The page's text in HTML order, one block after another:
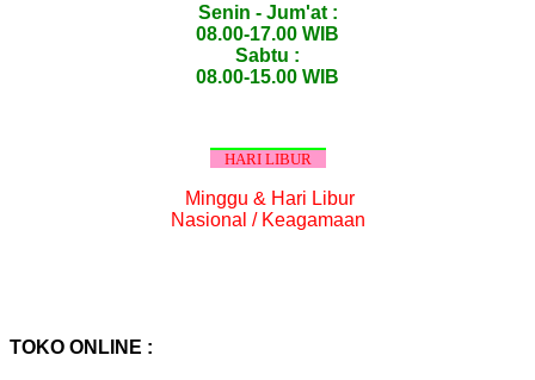
Senin - Jum'at :
08.00-17.00 WIB
Sabtu :
08.00-15.00 WIB
HARI LIBUR
Minggu & Hari Libur
Nasional / Keagamaan
TOKO ONLINE :